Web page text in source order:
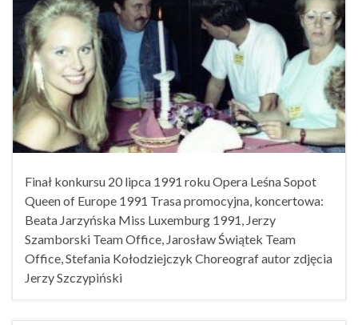
Finał konkursu 20 lipca 1991 roku Opera Leśna Sopot
Queen of Europe 1991 Trasa promocyjna, koncertowa:
Beata Jarzyńska Miss Luxemburg 1991, Jerzy
Szamborski Team Office, Jarosław Świątek Team
Office, Stefania Kołodziejczyk Choreograf autor zdjęcia
Jerzy Szczypiński